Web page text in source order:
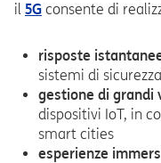
il 5G consente di
risposte
sistemi di
gestione di grandi
dispositivi IoT, in
smart cities
esperienze